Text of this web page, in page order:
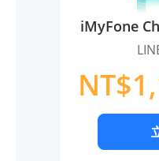
iMyFone